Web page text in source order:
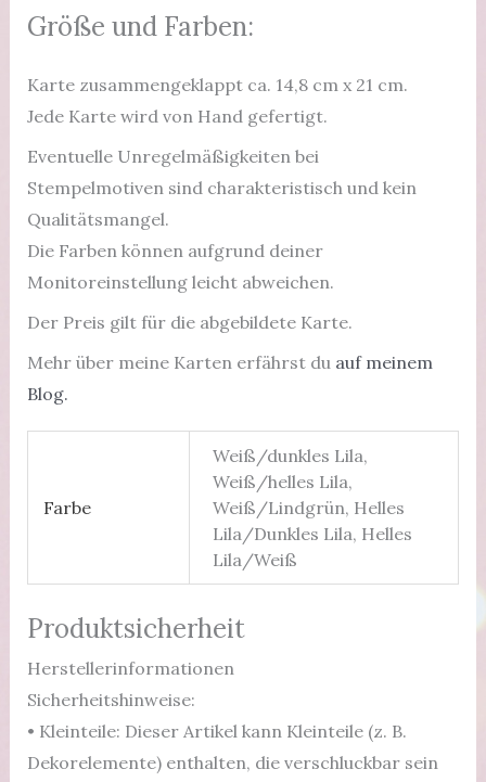
Größe und Farben:
Karte zusammengeklappt ca. 14,8 cm x 21 cm.
Jede Karte wird von Hand gefertigt.
Eventuelle Unregelmäßigkeiten bei
Stempelmotiven sind charakteristisch und kein
Qualitätsmangel.
Die Farben können aufgrund deiner
Monitoreinstellung leicht abweichen.
Der Preis gilt für die abgebildete Karte.
Mehr über meine Karten erfährst du auf meinem
Blog.
Farbe
Weiß/dunkles Lila,
Weiß/helles Lila,
Weiß/Lindgrün, Helles
Lila/Dunkles Lila, Helles
Lila/Weiß
Produktsicherheit
Herstellerinformationen
Sicherheitshinweise:
• Kleinteile: Dieser Artikel kann Kleinteile (z. B.
Dekorelemente) enthalten, die verschluckbar sein